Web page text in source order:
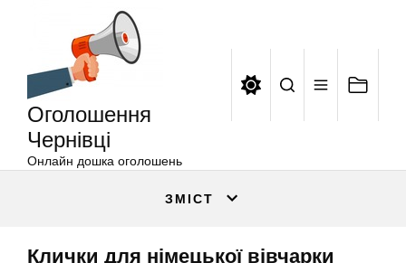
Оголошення
Чернівці
Онлайн дошка оголошень
ЗМІСТ
Клички для німецької вівчарки